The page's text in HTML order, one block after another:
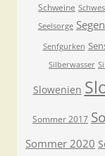
Schweine
Seelsorge Segen
Senfgurken
Silberwasser
Slowenien
Sommer 2017
Sommer 2020